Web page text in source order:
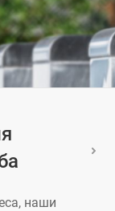
наши